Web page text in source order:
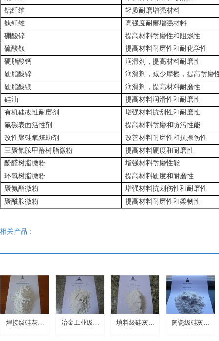
铝纤维
轻质耐磨增强材料
钛纤维
高强度耐磨增强材料
硼酸锌
提高材料耐磨性和阻燃性
硫酸钡
提高材料耐磨性和耐化学性
硬脂酸钙
润滑剂，提高材料耐磨性
硬脂酸锌
润滑剂，减少摩擦 ，提高耐磨
硬脂酸镁
润滑剂，提高材料耐磨性
硅油
提高材料润滑性和耐磨性
有机硅改性耐磨剂
增强材料抗刮性和耐磨性
氟碳表面活性剂
提高材料耐磨和防污性能
改性聚硅氧烷助剂
改善材料耐磨性和抗擦伤性
三聚氰胺甲醛树脂微粉
提高材料硬度和耐磨性
酚醛树脂微粉
增强材料耐磨性能
环氧树脂微粉
提高材料硬度和耐磨性
聚氨酯微粉
增强材料抗划伤性和耐磨性
聚酰胺微粉
提高材料耐磨性和柔韧性
相关产品：
焊接级硅灰石
冶金工业级硅
填料级硅灰石
陶瓷级硅灰石